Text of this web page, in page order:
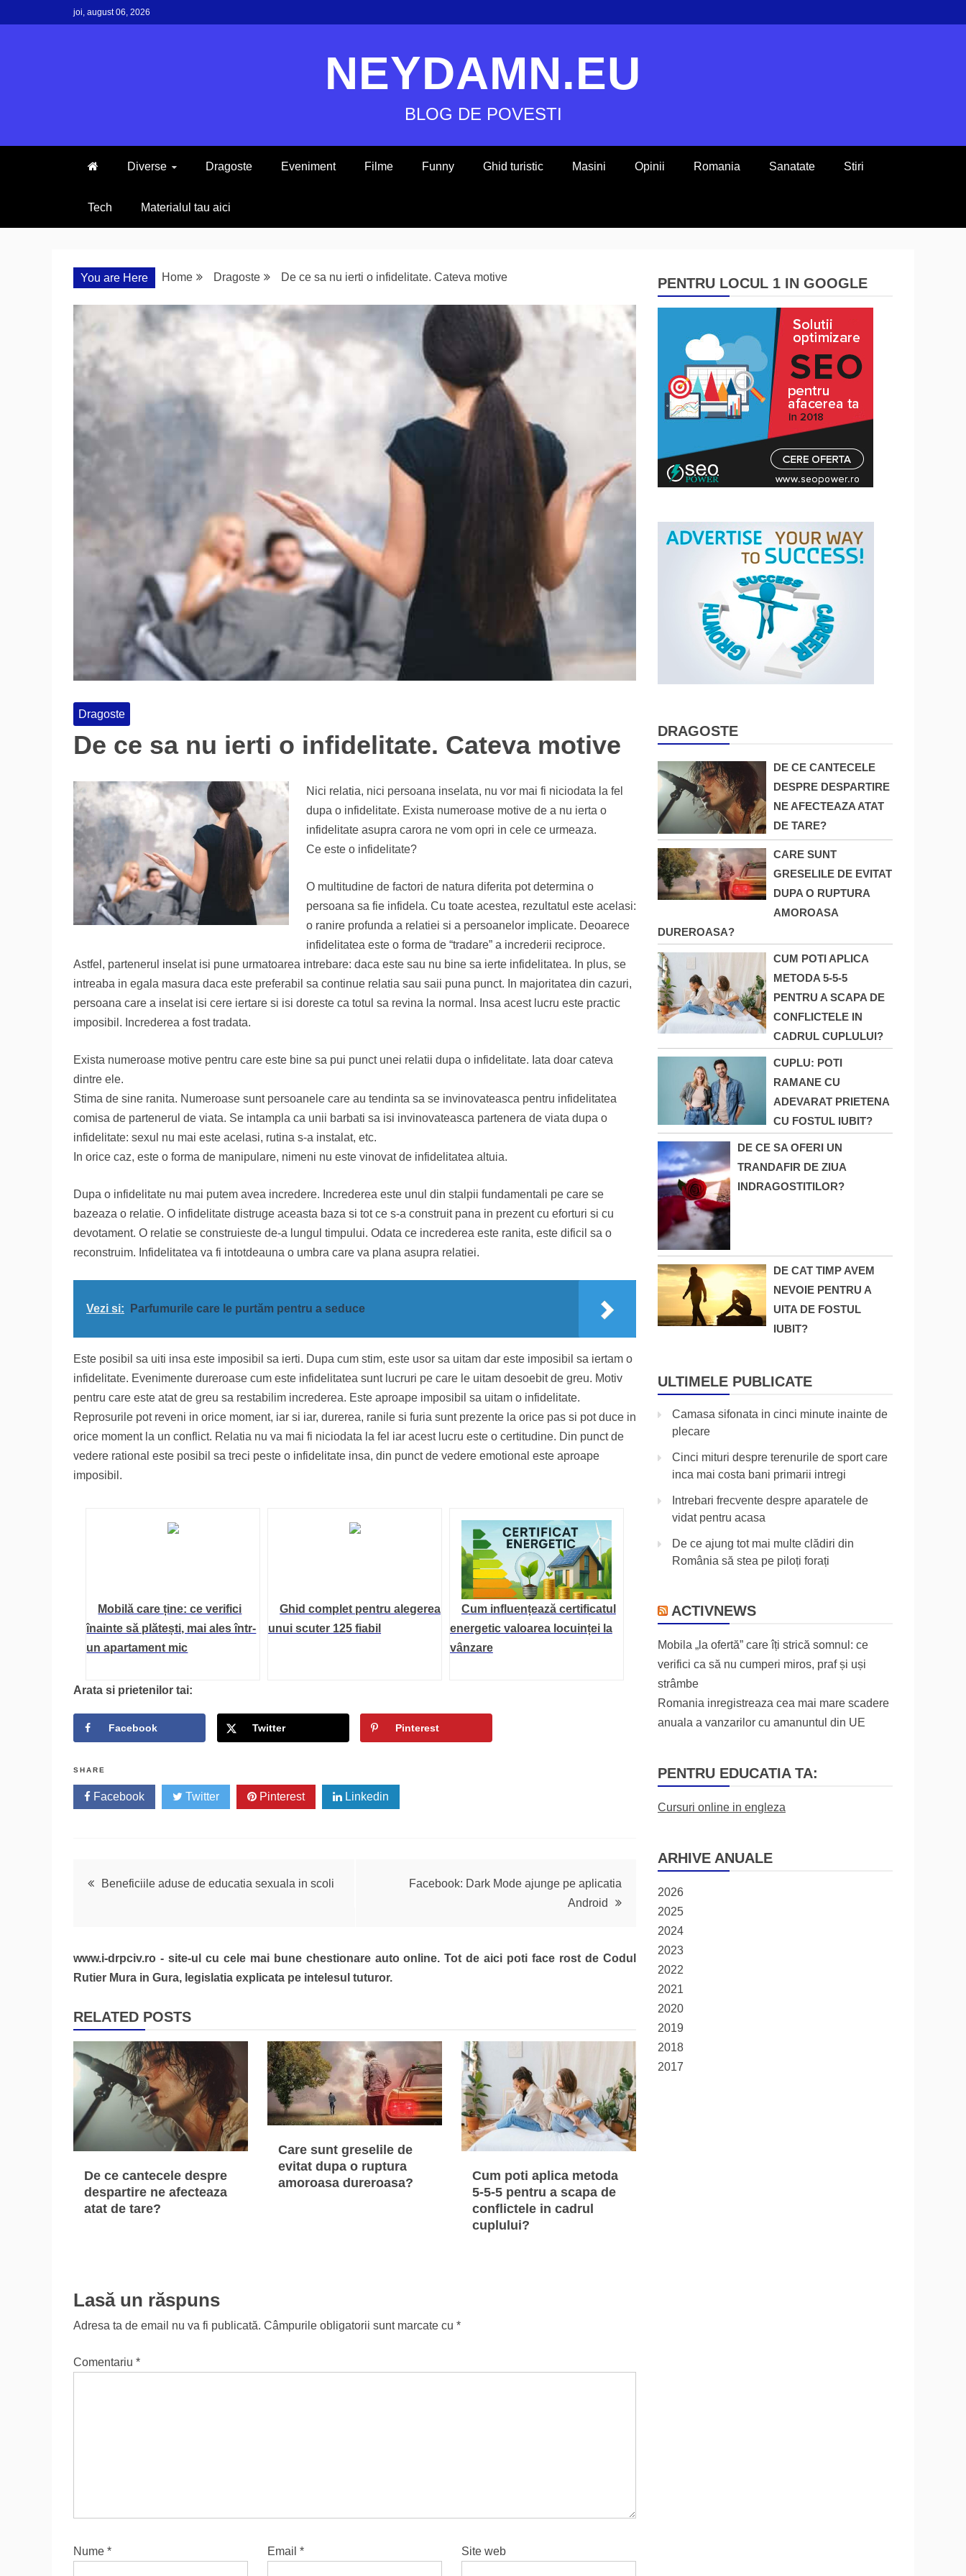
to
joi, august 06, 2026
NEYDAMN.EU
BLOG DE POVESTI
Diverse Dragoste Eveniment Filme Funny Ghid turistic Masini Opinii Romania Sanatate Stiri
Tech Materialul tau aici
You are Here Home Dragoste De ce sa nu ierti o infidelitate. Cateva motive
Dragoste
De ce sa nu ierti o infidelitate. Cateva motive
Nici relatia, nici persoana inselata, nu vor mai fi niciodata la fel
dupa o infidelitate. Exista numeroase motive de a nu ierta o
infidelitate asupra carora ne vom opri in cele ce urmeaza.
Ce este o infidelitate?
O multitudine de factori de natura diferita pot determina o
persoana sa fie infidela. Cu toate acestea, rezultatul este acelasi:
o ranire profunda a relatiei si a persoanelor implicate. Deoarece
infidelitatea este o forma de “tradare” a increderii reciproce.
Astfel, partenerul inselat isi pune urmatoarea intrebare: daca este sau nu bine sa ierte infidelitatea. In plus, se
intreaba in egala masura daca este preferabil sa continue relatia sau saii puna punct. In majoritatea din cazuri,
persoana care a inselat isi cere iertare si isi doreste ca totul sa revina la normal. Insa acest lucru este practic
imposibil. Increderea a fost tradata.
Exista numeroase motive pentru care este bine sa pui punct unei relatii dupa o infidelitate. Iata doar cateva
dintre ele.
Stima de sine ranita. Numeroase sunt persoanele care au tendinta sa se invinovateasca pentru infidelitatea
comisa de partenerul de viata. Se intampla ca unii barbati sa isi invinovateasca partenera de viata dupa o
infidelitate: sexul nu mai este acelasi, rutina s-a instalat, etc.
In orice caz, este o forma de manipulare, nimeni nu este vinovat de infidelitatea altuia.
Dupa o infidelitate nu mai putem avea incredere. Increderea este unul din stalpii fundamentali pe care se
bazeaza o relatie. O infidelitate distruge aceasta baza si tot ce s-a construit pana in prezent cu eforturi si cu
devotament. O relatie se construieste de-a lungul timpului. Odata ce increderea este ranita, este dificil sa o
reconstruim. Infidelitatea va fi intotdeauna o umbra care va plana asupra relatiei.
Vezi si: Parfumurile care le purtăm pentru a seduce
Este posibil sa uiti insa este imposibil sa ierti. Dupa cum stim, este usor sa uitam dar este imposibil sa iertam o
infidelitate. Evenimente dureroase cum este infidelitatea sunt lucruri pe care le uitam desoebit de greu. Motiv
pentru care este atat de greu sa restabilim increderea. Este aproape imposibil sa uitam o infidelitate.
Reprosurile pot reveni in orice moment, iar si iar, durerea, ranile si furia sunt prezente la orice pas si pot duce in
orice moment la un conflict. Relatia nu va mai fi niciodata la fel iar acest lucru este o certitudine. Din punct de
vedere rational este posibil sa treci peste o infidelitate insa, din punct de vedere emotional este aproape
imposibil.
Mobilă care ține: ce verifici
înainte să plătești, mai ales într-
un apartament mic
Ghid complet pentru alegerea
unui scuter 125 fiabil
Cum influențează certificatul
energetic valoarea locuinței la
vânzare
Arata si prietenilor tai:
Facebook Twitter Pinterest
SHARE
Facebook Twitter Pinterest Linkedin
Navigare
articole
Beneficiile aduse de educatia sexuala in scoli
Facebook: Dark Mode ajunge pe aplicatia
Android
www.i-drpciv.ro - site-ul cu cele mai bune chestionare auto online. Tot de aici poti face rost de Codul
Rutier Mura in Gura, legislatia explicata pe intelesul tuturor.
RELATED POSTS
De ce cantecele despre
despartire ne afecteaza
atat de tare?
Care sunt greselile de
evitat dupa o ruptura
amoroasa dureroasa?
Cum poti aplica metoda
5-5-5 pentru a scapa de
conflictele in cadrul
cuplului?
Lasă un răspuns
Adresa ta de email nu va fi publicată. Câmpurile obligatorii sunt marcate cu *
Comentariu *
Nume * Email* Site web
PENTRU LOCUL 1 IN GOOGLE
DRAGOSTE
DE CE CANTECELE
DESPRE DESPARTIRE
NE AFECTEAZA ATAT
DE TARE?
CARE SUNT
GRESELILE DE EVITAT
DUPA O RUPTURA
AMOROASA
DUREROASA?
CUM POTI APLICA
METODA 5-5-5
PENTRU A SCAPA DE
CONFLICTELE IN
CADRUL CUPLULUI?
CUPLU: POTI
RAMANE CU
ADEVARAT PRIETENA
CU FOSTUL IUBIT?
DE CE SA OFERI UN
TRANDAFIR DE ZIUA
INDRAGOSTITILOR?
DE CAT TIMP AVEM
NEVOIE PENTRU A
UITA DE FOSTUL
IUBIT?
ULTIMELE PUBLICATE
Camasa sifonata in cinci minute inainte de
plecare
Cinci mituri despre terenurile de sport care
inca mai costa bani primarii intregi
Intrebari frecvente despre aparatele de
vidat pentru acasa
De ce ajung tot mai multe clădiri din
România să stea pe piloți forați
ACTIVNEWS
Mobila „la ofertă” care îți strică somnul: ce
verifici ca să nu cumperi miros, praf și uși
strâmbe
Romania inregistreaza cea mai mare scadere
anuala a vanzarilor cu amanuntul din UE
PENTRU EDUCATIA TA:
Cursuri online in engleza
ARHIVE ANUALE
2026
2025
2024
2023
2022
2021
2020
2019
2018
2017